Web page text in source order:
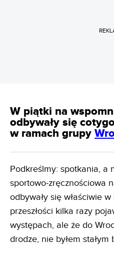
W piątki na
odbywały się
w ramach grupy
Podkreślmy: spotkania, a
sportowo-zręcznościowa
odbywały się właściwie
przeszłości kilka razy
występach, ale że do
drodze, nie byłem stałym